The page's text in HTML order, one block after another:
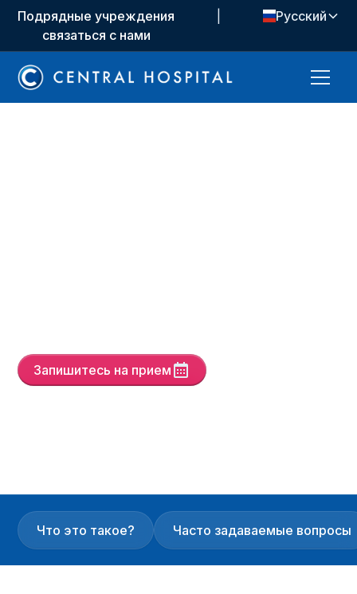
Подрядные учреждения
связаться с нами
Русский
Запишитесь на прием
Что это такое? Часто задаваемые вопросы